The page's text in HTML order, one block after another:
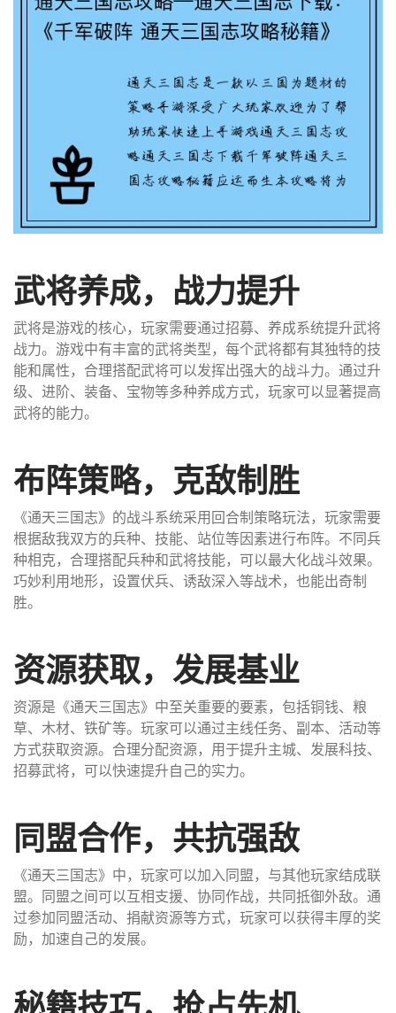
武将养成，战力提升
武将是游戏的核心，玩家需要通过招募、养成系统提升武将
战力。游戏中有丰富的武将类型，每个武将都有其独特的技
能和属性，合理搭配武将可以发挥出强大的战斗力。通过升
级、进阶、装备、宝物等多种养成方式，玩家可以显著提高
武将的能力。
布阵策略，克敌制胜
《通天三国志》的战斗系统采用回合制策略玩法，玩家需要
根据敌我双方的兵种、技能、站位等因素进行布阵。不同兵
种相克，合理搭配兵种和武将技能，可以最大化战斗效果。
巧妙利用地形，设置伏兵、诱敌深入等战术，也能出奇制
胜。
资源获取，发展基业
资源是《通天三国志》中至关重要的要素，包括铜钱、粮
草、木材、铁矿等。玩家可以通过主线任务、副本、活动等
方式获取资源。合理分配资源，用于提升主城、发展科技、
招募武将，可以快速提升自己的实力。
同盟合作，共抗强敌
《通天三国志》中，玩家可以加入同盟，与其他玩家结成联
盟。同盟之间可以互相支援、协同作战，共同抵御外敌。通
过参加同盟活动、捐献资源等方式，玩家可以获得丰厚的奖
励，加速自己的发展。